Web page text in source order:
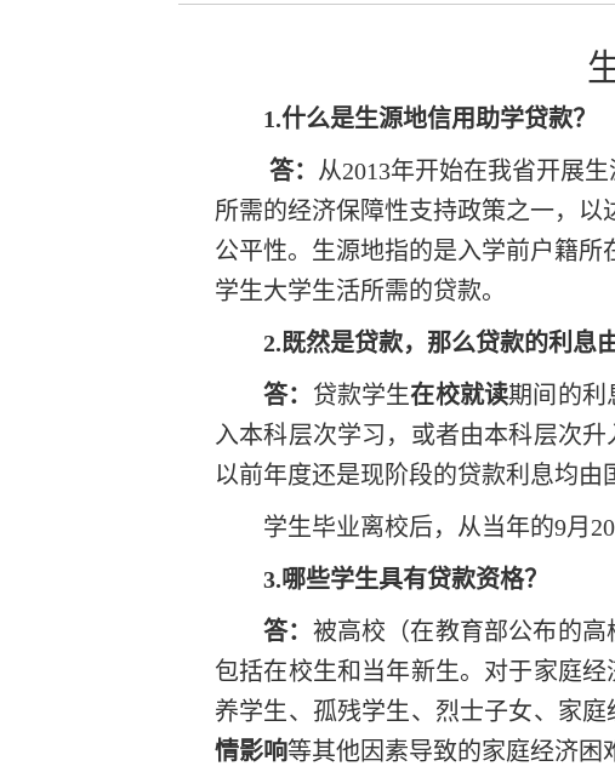
1.什么是生源地信用助学贷款？
答： 从2013年开始在我省开展
所需的经济保障性支持政策之一，
公平性。生源地指的是入学前户籍
学生大学生活所需的贷款。
2.既然是贷款，那么贷款的利息
答： 贷款学生在校就读期间的利
入本科层次学习，或者由本科层次
以前年度还是现阶段的贷款利息均由
学生毕业离校后，从当年的9月
3.哪些学生具有贷款资格？
答： 被高校（在教育部公布的高
包括在校生和当年新生。对于家庭
养学生、孤残学生、烈士子女、家
情影响等其他因素导致的家庭经济困